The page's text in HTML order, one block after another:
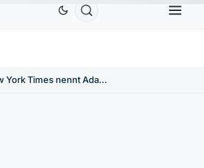
$ Tether USDT0,9991 $ BNBBNB
New York Times nennt Adam Back als Satoshi Nakamoto – er bestreitet es